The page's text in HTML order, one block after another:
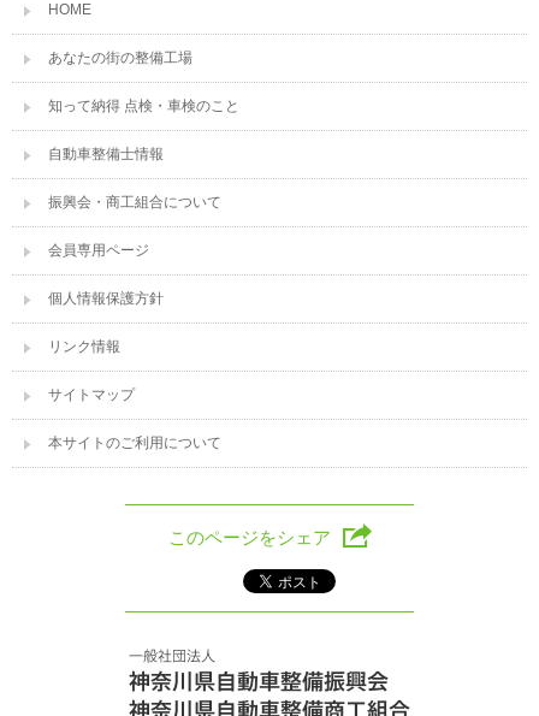
HOME
あなたの街の整備工場
知って納得 点検・車検のこと
自動車整備士情報
振興会・商工組合について
会員専用ページ
個人情報保護方針
リンク情報
サイトマップ
本サイトのご利用について
このページをシェア